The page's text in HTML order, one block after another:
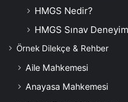
HMGS Nedir?
HMGS Sınav
Örnek Dilekçe & Rehber
Aile Mahkemesi
Anayasa Mahkemesi